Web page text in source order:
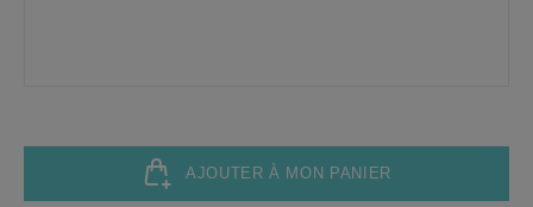
AJOUTER À MON PANIER